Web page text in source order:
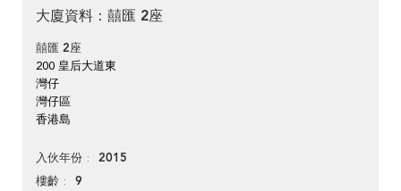
大廈資料：囍匯 2座
囍匯 2座
200 皇后大道東
灣仔
灣仔區
香港島
入伙年份 2015
樓齡 9